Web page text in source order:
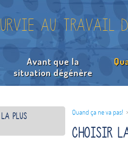
au travail
Avant que la
situation dégénère
Choisir
plus
Quand ça ne va pas!
Choisir